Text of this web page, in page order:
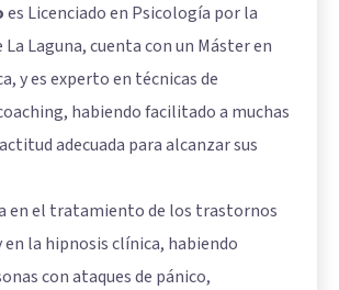
es Licenciado en Psicología por la
La Laguna, cuenta con un Máster en
y es experto en técnicas de
habiendo facilitado a muchas
adecuada para alcanzar sus
en el tratamiento de los trastornos
en la hipnosis clínica, habiendo
con ataques de pánico,